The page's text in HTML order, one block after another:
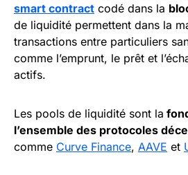
smart contract codé dans la
de liquidité permettent dans la
transactions entre particuliers
comme l’emprunt, le prêt et
actifs.
Les pools de liquidité sont la
l’ensemble des protocoles
comme Curve Finance, AAVE et